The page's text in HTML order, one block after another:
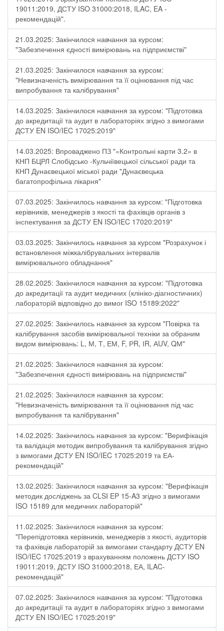
19011:2019, ДСТУ ISO 31000:2018, ILAC, EA -
рекомендацій".
21.03.2025: Закінчилося навчання за курсом:
"Забезпечення єдності вимірювань на підприємстві"
21.03.2025: Закінчилося навчання за курсом:
"Невизначеність вимірювання та її оцінювання під час
випробування та калібрування"
14.03.2025: Закінчилося навчання за курсом: "Підготовка
до акредитації та аудит в лабораторіях згідно з вимогами
ДСТУ EN ISO/IEC 17025:2019"
14.03.2025: Впроваджено ПЗ "«Контрольні карти 3.2» в
КНП БЦРЛ Слобідсько -Кульчіївецької сільської ради та
КНП Дунаєвецької міської ради "Дунаєвецька
багатопрофільна лікарня"
07.03.2025: Закінчилось навчання за курсом: "Підготовка
керівників, менеджерів з якості та фахівців органів з
інспектування за ДСТУ EN ISO/IEC 17020:2019"
03.03.2025: Закінчилось навчання за курсом "Розрахунок і
встановлення міжкалібрувальних інтервалів
вимірювального обладнання"
28.02.2025: Закінчилося навчання за курсом: "Підготовка
до акредитації та аудит медичних (клініко-діагностичних)
лабораторій відповідно до вимог ISO 15189:2022"
27.02.2025: Закінчилось навчання за курсом "Повірка та
калібрування засобів вимірювальної техніки за обраним
видом вимірювань: L, М, Т, ЕМ, F, РR, ІR, АUV, QМ"
21.02.2025: Закінчилося навчання за курсом:
"Забезпечення єдності вимірювань на підприємстві"
21.02.2025: Закінчилося навчання за курсом:
"Невизначеність вимірювання та її оцінювання під час
випробування та калібрування"
14.02.2025: Закінчилось навчання за курсом: "Верифікація
та валідація методик випробування та калібрування згідно
з вимогами ДСТУ EN ISO/IEC 17025:2019 та ЕА-
рекомендацій"
13.02.2025: Закінчилося навчання за курсом: "Верифікація
методик досліджень за CLSI EP 15-A3 згідно з вимогами
ISO 15189 для медичних лабораторій"
11.02.2025: Закінчилося навчання за курсом:
"Перепідготовка керівників, менеджерів з якості, аудиторів
та фахівців лабораторій за вимогами стандарту ДСТУ EN
ISO/IEC 17025:2019 з врахуванням положень ДСТУ ISO
19011:2019, ДСТУ ISO 31000:2018, ЕА, ILAC-
рекомендацій"
07.02.2025: Закінчилося навчання за курсом: "Підготовка
до акредитації та аудит в лабораторіях згідно з вимогами
ДСТУ EN ISO/IEC 17025:2019"